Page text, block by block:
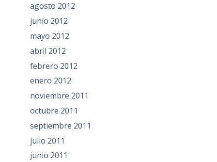
agosto 2012
junio 2012
mayo 2012
abril 2012
febrero 2012
enero 2012
noviembre 2011
octubre 2011
septiembre 2011
julio 2011
junio 2011